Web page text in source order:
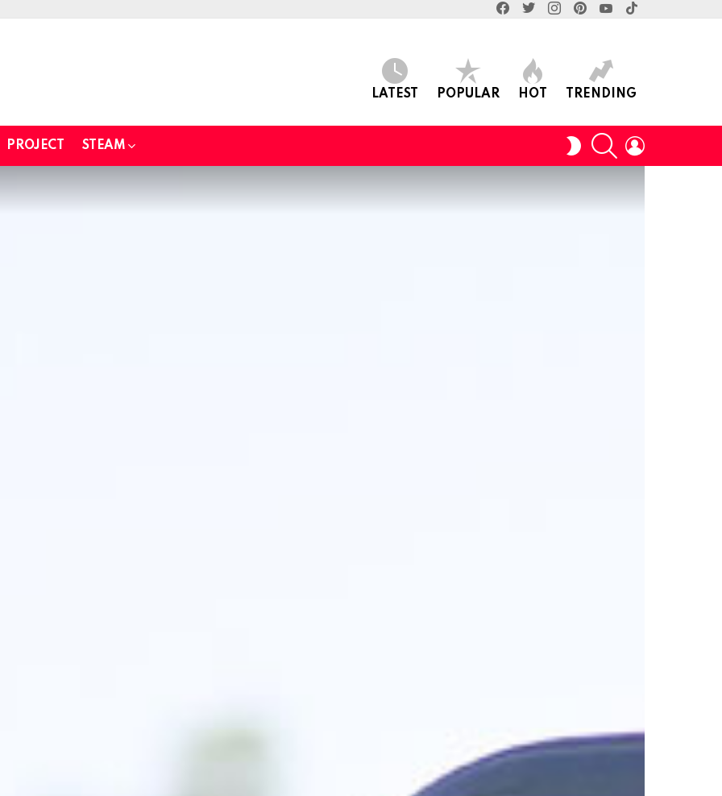
LATEST POPULAR HOT TRENDING
PROJECT STEAM
SWITCH
SKIN